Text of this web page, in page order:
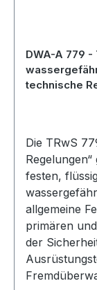
DWA-A 779
technische
Die TRwS
festen,
allgemeine
primären
der